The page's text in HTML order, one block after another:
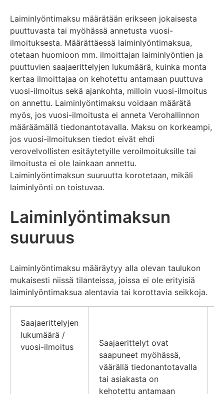
Laiminlyöntimaksu määrätään erikseen jokaisesta
puuttuvasta tai myöhässä annetusta vuosi-
ilmoituksesta. Määrättäessä laiminlyöntimaksua,
otetaan huomioon mm. ilmoittajan laiminlyöntien ja
puuttuvien saajaerittelyjen lukumäärä, kuinka monta
kertaa ilmoittajaa on kehotettu antamaan puuttuva
vuosi-ilmoitus sekä ajankohta, milloin vuosi-ilmoitus
on annettu. Laiminlyöntimaksu voidaan määrätä
myös, jos vuosi-ilmoitusta ei anneta Verohallinnon
määräämällä tiedonantotavalla. Maksu on korkeampi,
jos vuosi-ilmoituksen tiedot eivät ehdi
verovelvollisten esitäytetyille veroilmoituksille tai
ilmoitusta ei ole lainkaan annettu.
Laiminlyöntimaksun suuruutta korotetaan, mikäli
laiminlyönti on toistuvaa.
Laiminlyöntimaksun
suuruus
Laiminlyöntimaksu määräytyy alla olevan taulukon
mukaisesti niissä tilanteissa, joissa ei ole erityisiä
laiminlyöntimaksua alentavia tai korottavia seikkoja.
Saajaerittelyjen
lukumäärä /
vuosi-ilmoitus
Saajaerittelyt ovat
saapuneet myöhässä,
väärällä tiedonantotavalla
tai asiakasta on
kehotettu antamaan